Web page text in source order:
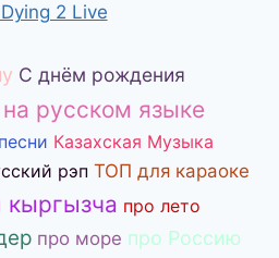
2 Live
С днём рождения
русском языке
Казахская Музыка
рэп ТОП для караоке
про лето
про море про Россию